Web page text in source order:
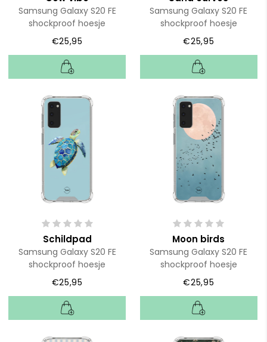
Samsung Galaxy S20 FE
shockproof hoesje
€25,95
Samsung Galaxy S20 FE
shockproof hoesje
€25,95
Schildpad
Samsung Galaxy S20 FE
shockproof hoesje
€25,95
Moon birds
Samsung Galaxy S20 FE
shockproof hoesje
€25,95